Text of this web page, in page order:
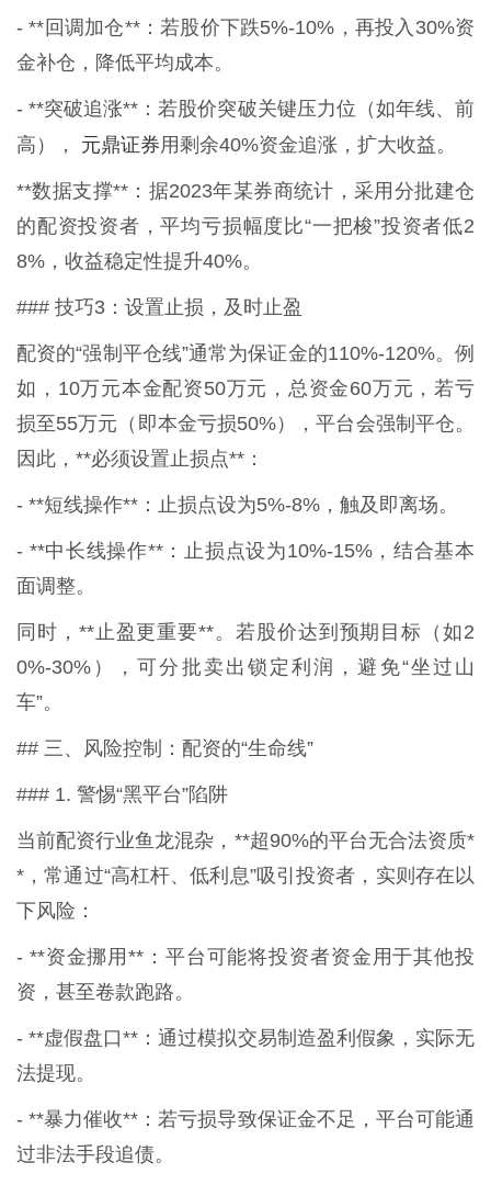
- **回调加仓**：若股价下跌5%-10%，再投入30%资
金补仓，降低平均成本。
- **突破追涨**：若股价突破关键压力位（如年线、前
高），
元鼎证券用剩余40%资金追涨，扩大收益。
**数据支撑**：据2023年某券商统计，采用分批建仓
的配资投资者，平均亏损幅度比“一把梭”投资者低2
8%，收益稳定性提升40%。
### 技巧3：设置止损，及时止盈
配资的“强制平仓线”通常为保证金的110%-120%。例
如，10万元本金配资50万元，总资金60万元，若亏
损至55万元（即本金亏损50%），平台会强制平仓。
因此，**必须设置止损点**：
- **短线操作**：止损点设为5%-8%，触及即离场。
- **中长线操作**：止损点设为10%-15%，结合基本
面调整。
同时，**止盈更重要**。若股价达到预期目标（如2
0%-30%），可分批卖出锁定利润，避免“坐过山
车”。
## 三、风险控制：配资的“生命线”
### 1. 警惕“黑平台”陷阱
当前配资行业鱼龙混杂，**超90%的平台无合法资质*
*，常通过“高杠杆、低利息”吸引投资者，实则存在以
下风险：
- **资金挪用**：平台可能将投资者资金用于其他投
资，甚至卷款跑路。
- **虚假盘口**：通过模拟交易制造盈利假象，实际无
法提现。
- **暴力催收**：若亏损导致保证金不足，平台可能通
过非法手段追债。